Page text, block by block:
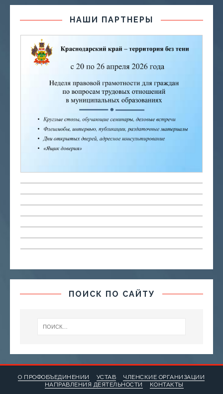
НАШИ ПАРТНЕРЫ
ПОИСК ПО САЙТУ
О ПРОФОБЪЕДИНЕНИИ УСТАВ
ЧЛЕНСКИЕ ОРГАНИЗАЦИИ
НАПРАВЛЕНИЯ ДЕЯТЕЛЬНОСТИ
КОНТАКТЫ